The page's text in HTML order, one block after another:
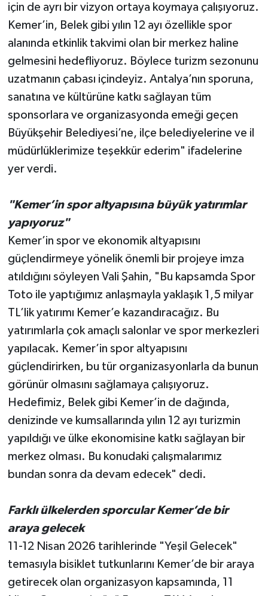
için de ayrı bir vizyon ortaya koymaya çalışıyoruz.
Kemer’in, Belek gibi yılın 12 ayı özellikle spor
alanında etkinlik takvimi olan bir merkez haline
gelmesini hedefliyoruz. Böylece turizm sezonunu
uzatmanın çabası içindeyiz. Antalya’nın sporuna,
sanatına ve kültürüne katkı sağlayan tüm
sponsorlara ve organizasyonda emeği geçen
Büyükşehir Belediyesi’ne, ilçe belediyelerine ve il
müdürlüklerimize teşekkür ederim" ifadelerine
yer verdi.
"Kemer’in spor altyapısına büyük yatırımlar
yapıyoruz"
Kemer’in spor ve ekonomik altyapısını
güçlendirmeye yönelik önemli bir projeye imza
atıldığını söyleyen Vali Şahin, "Bu kapsamda Spor
Toto ile yaptığımız anlaşmayla yaklaşık 1,5 milyar
TL’lik yatırımı Kemer’e kazandıracağız. Bu
yatırımlarla çok amaçlı salonlar ve spor merkezleri
yapılacak. Kemer’in spor altyapısını
güçlendirirken, bu tür organizasyonlarla da bunun
görünür olmasını sağlamaya çalışıyoruz.
Hedefimiz, Belek gibi Kemer’in de dağında,
denizinde ve kumsallarında yılın 12 ayı turizmin
yapıldığı ve ülke ekonomisine katkı sağlayan bir
merkez olması. Bu konudaki çalışmalarımız
bundan sonra da devam edecek" dedi.
Farklı ülkelerden sporcular Kemer’de bir
araya gelecek
11-12 Nisan 2026 tarihlerinde "Yeşil Gelecek"
temasıyla bisiklet tutkunlarını Kemer’de bir araya
getirecek olan organizasyon kapsamında, 11